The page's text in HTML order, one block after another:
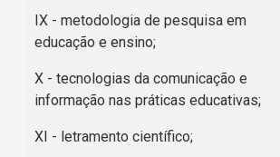
IX - metodologia de pesquisa em
educação e ensino;
X - tecnologias da comunicação e
informação nas práticas educativas;
XI - letramento científico;